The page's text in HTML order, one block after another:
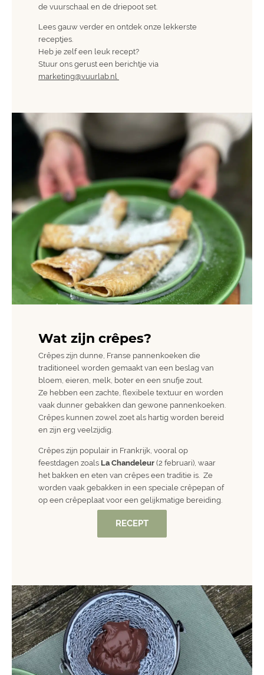
de vuurschaal en de driepoot set.
Lees gauw verder en ontdek onze lekkerste
receptjes.
Heb je zelf een leuk recept?
Stuur ons gerust een berichtje via
marketing@vuurlab.nl
Wat zijn crêpes?
Crêpes zijn dunne, Franse pannenkoeken die
traditioneel worden gemaakt van een beslag van
bloem, eieren, melk, boter en een snufje zout.
Ze hebben een zachte, flexibele textuur en worden
vaak dunner gebakken dan gewone pannenkoeken.
Crêpes kunnen zowel zoet als hartig worden bereid
en zijn erg veelzijdig.
Crêpes zijn populair in Frankrijk, vooral op
feestdagen zoals La Chandeleur (2 februari), waar
het bakken en eten van crêpes een traditie is. Ze
worden vaak gebakken in een speciale crêpepan of
op een crêpeplaat voor een gelijkmatige bereiding.
RECEPT